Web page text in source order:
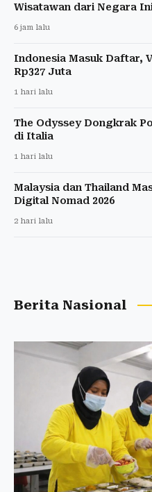
Wisatawan dari Negara
6 jam lalu
Indonesia Masuk Daftar,
Rp327 Juta
1 hari lalu
The Odyssey Dongkrak
di Italia
1 hari lalu
Malaysia dan Thailand
Digital Nomad 2026
2 hari lalu
Berita Nasional